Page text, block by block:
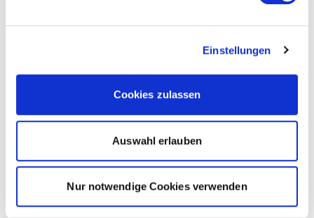
Einstellungen
Cookies zulassen
Auswahl erlauben
Nur notwendige Cookies verwenden